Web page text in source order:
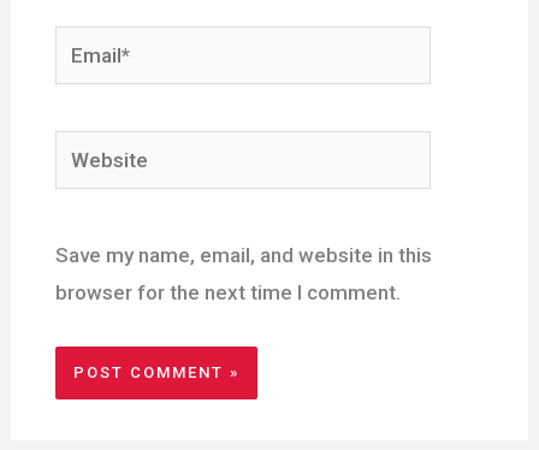
Email*
Website
Save my name, email, and website in this
browser for the next time I comment.